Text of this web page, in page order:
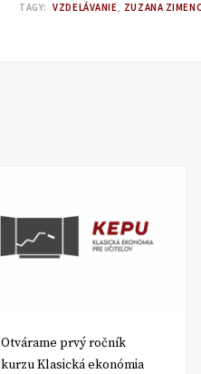
TAGY: VZDELÁVANIE ZUZANA
Otvárame prvý ročník
kurzu Klasická ekonómia